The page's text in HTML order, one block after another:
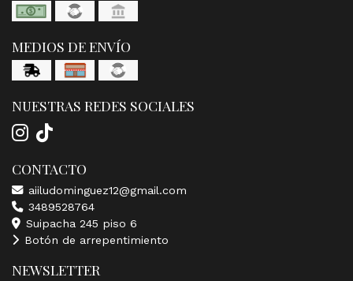
MEDIOS DE ENVÍO
NUESTRAS REDES SOCIALES
CONTACTO
aiiludominguez12@gmail.com
3489528764
Suipacha 245 piso 6
Botón de arrepentimiento
NEWSLETTER